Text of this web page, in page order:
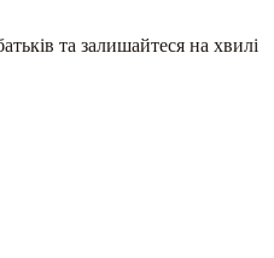
та залишайтеся на хвилі